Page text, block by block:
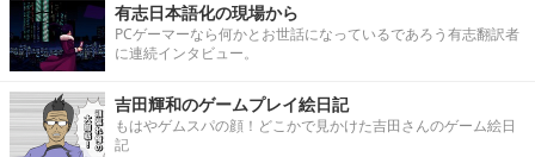
有志日本語化の現場から
PCゲーマーなら何かとお世話になっているであろう有志翻訳者
に連続インタビュー。
吉田輝和のゲームプレイ絵日記
もはやゲムスパの顔！どこかで見かけた吉田さんのゲーム絵日
記